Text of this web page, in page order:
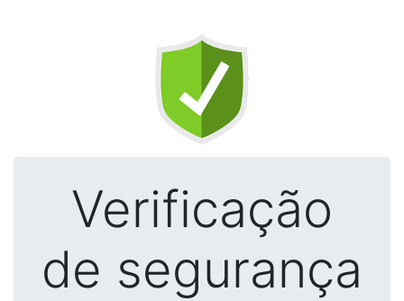
Verificação
de segurança